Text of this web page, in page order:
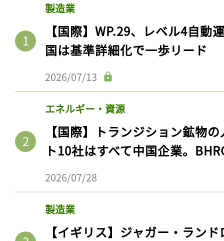
製造業
【国際】WP.29、レベル4自動
国は基準詳細化で一歩リード
2026/07/13
エネルギー・資源
【国際】トランジション鉱物
ト10社はすべて中国企業。
2026/07/28
製造業
【イギリス】ジャガー・ラン